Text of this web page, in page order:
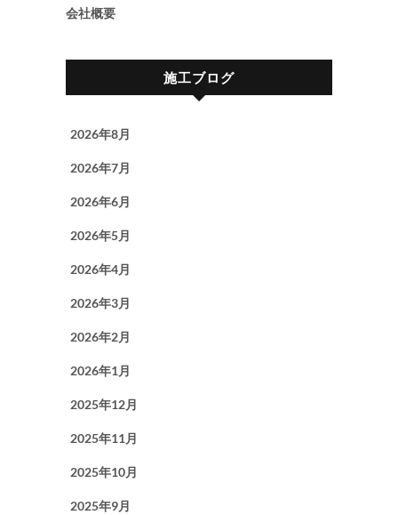
会社概要
施工ブログ
2026年8月
2026年7月
2026年6月
2026年5月
2026年4月
2026年3月
2026年2月
2026年1月
2025年12月
2025年11月
2025年10月
2025年9月